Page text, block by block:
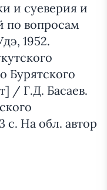
и суеверия и
по вопросам
1952.
Бурятского
/ Г.Д. Басаев.
с. На обл. автор